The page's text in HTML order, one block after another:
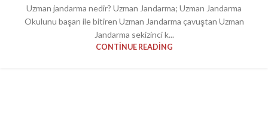
Uzman jandarma nedir? Uzman Jandarma; Uzman Jandarma
Okulunu başarı ile bitiren Uzman Jandarma çavuştan Uzman
Jandarma sekizinci k...
CONTINUE READING